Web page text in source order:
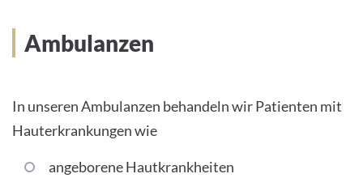
LEICHTE SPRACHE
Ambulanzen
In unseren Ambulanzen behandeln wir Patienten mit
Hauterkrankungen wie
angeborene Hautkrankheiten